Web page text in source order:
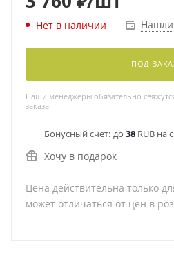
Нет в наличии Нашли
ПОД
Наши менеджеры обязательно
заказа
Бонусный счет: до 38 RUB на
Хочу в подарок
Цена действительна только
может отличаться от цен в